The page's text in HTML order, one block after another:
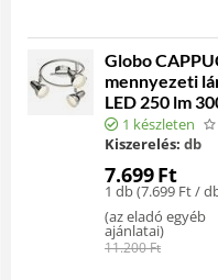
Globo
mennyezeti
LED 250 lm
1 készleten
Kiszerelés: db
7.699Ft
1 db (7.699 Ft/
(az eladó egyéb
ajánlatai)
11.200Ft